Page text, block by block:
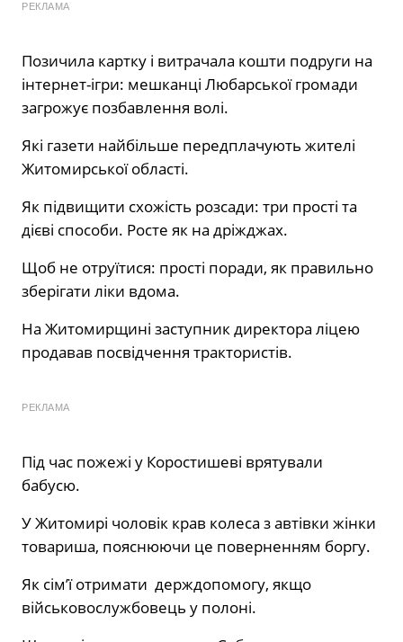
РЕКЛАМА
Позичила картку і витрачала кошти подруги на
інтернет-ігри: мешканці Любарської громади
загрожує позбавлення волі.
Які газети найбільше передплачують жителі
Житомирської області.
Як підвищити схожість розсади: три прості та
дієві способи. Росте як на дріжджах.
Щоб не отруїтися: прості поради, як правильно
зберігати ліки вдома.
На Житомирщині заступник директора ліцею
продавав посвідчення трактористів.
РЕКЛАМА
Під час пожежі у Коростишеві врятували
бабусю.
У Житомирі чоловік крав колеса з автівки жінки
товариша, пояснюючи це поверненням боргу.
Як сім’ї отримати держдопомогу, якщо
військовослужбовець у полоні.